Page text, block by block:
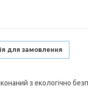
для замовлення
з екологічно